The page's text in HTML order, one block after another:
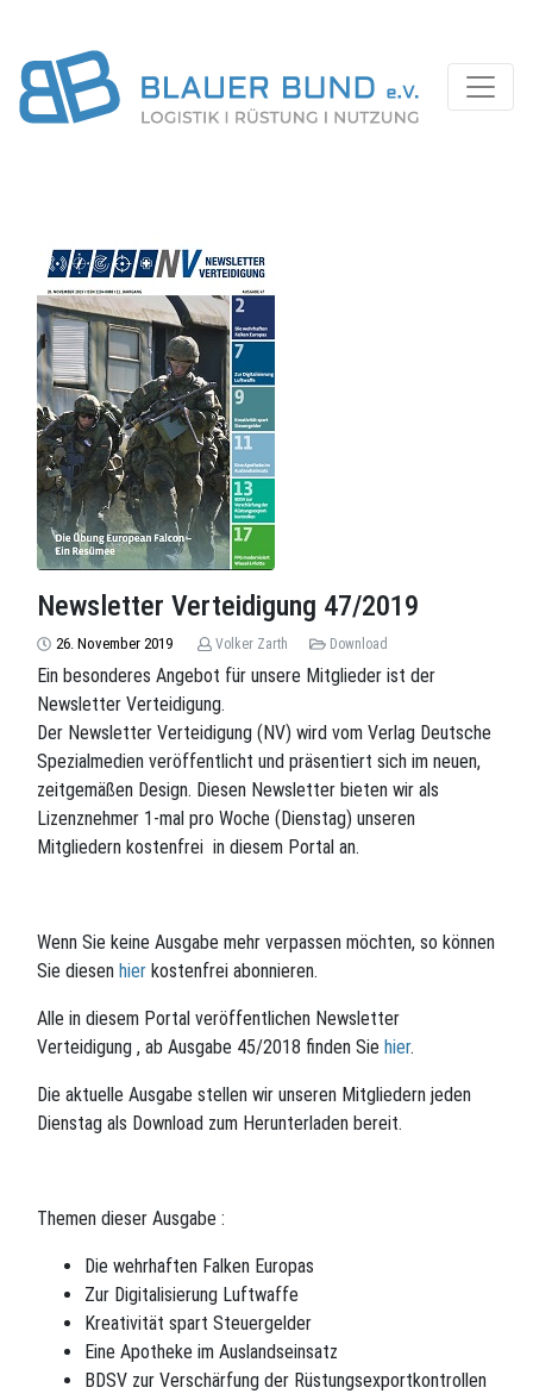
Newsletter Verteidigung 47/2019
26. November 2019 Volker Zarth Download
Ein besonderes Angebot für unsere Mitglieder ist der
Newsletter Verteidigung.
Der Newsletter Verteidigung (NV) wird vom Verlag Deutsche
Spezialmedien veröffentlicht und präsentiert sich im neuen,
zeitgemäßen Design. Diesen Newsletter bieten wir als
Lizenznehmer 1-mal pro Woche (Dienstag) unseren
Mitgliedern kostenfrei in diesem Portal an.
Wenn Sie keine Ausgabe mehr verpassen möchten, so können
Sie diesen hier kostenfrei abonnieren.
Alle in diesem Portal veröffentlichen Newsletter
Verteidigung , ab Ausgabe 45/2018 finden Sie hier.
Die aktuelle Ausgabe stellen wir unseren Mitgliedern jeden
Dienstag als Download zum Herunterladen bereit.
Themen dieser Ausgabe :
Die wehrhaften Falken Europas
Zur Digitalisierung Luftwaffe
Kreativität spart Steuergelder
Eine Apotheke im Auslandseinsatz
BDSV zur Verschärfung der Rüstungsexportkontrollen